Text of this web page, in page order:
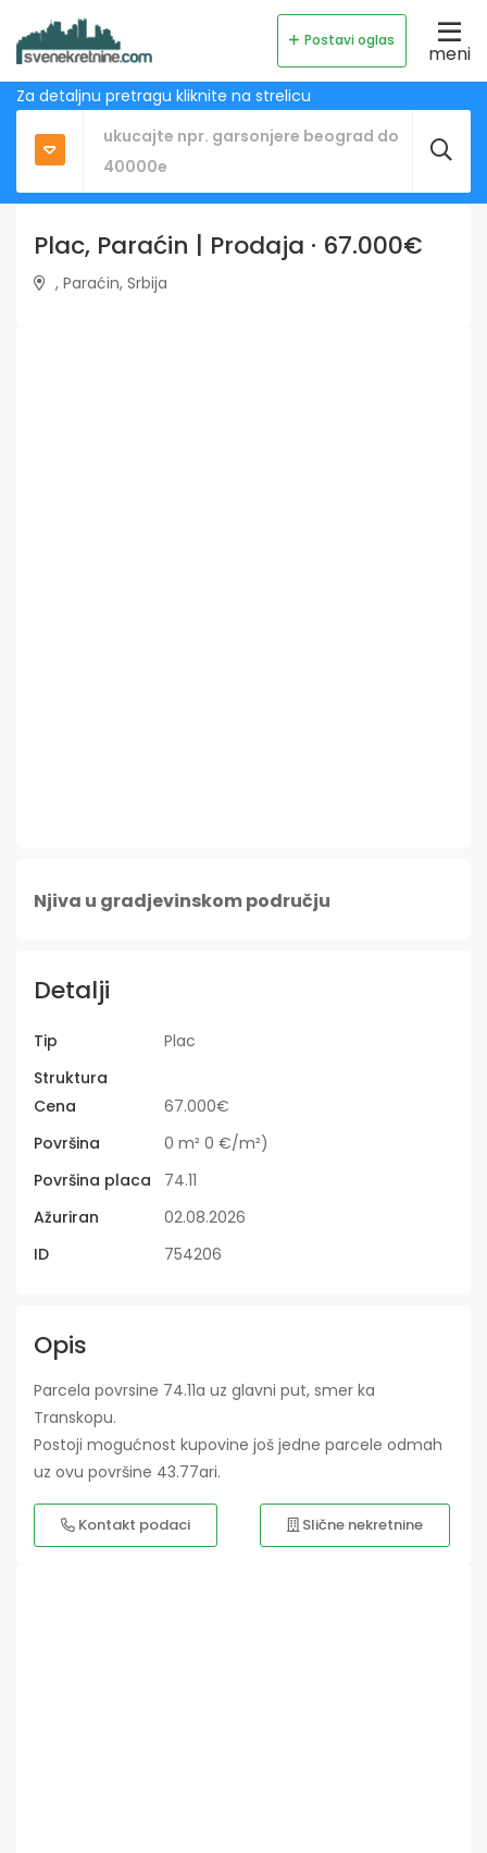
Postavi oglas
meni
Za detaljnu pretragu kliknite na strelicu
Plac, Paraćin | Prodaja · 67.000€
, Paraćin, Srbija
Njiva u gradjevinskom području
Detalji
Tip
Plac
Struktura
Cena
67.000€
Površina
0 m² 0 €/m²)
Površina placa
74.11
Ažuriran
02.08.2026
ID
754206
Opis
Parcela povrsine 74.11a uz glavni put, smer ka
Transkopu.
Postoji mogućnost kupovine još jedne parcele odmah
uz ovu površine 43.77ari.
Kontakt podaci Slične nekretnine